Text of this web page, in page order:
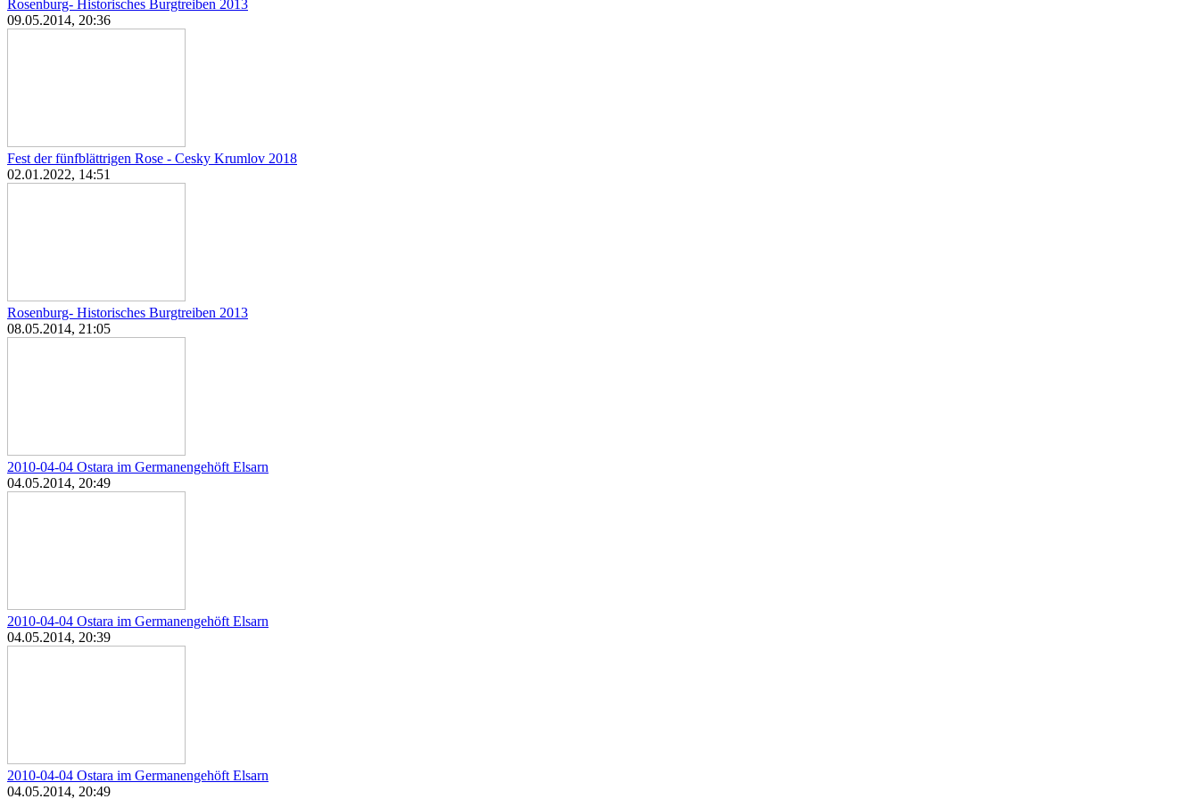
Rosenburg- Historisches Burgtreiben 2013
09.05.2014, 20:36
Fest der fünfblättrigen Rose - Cesky Krumlov 2018
02.01.2022, 14:51
Rosenburg- Historisches Burgtreiben 2013
08.05.2014, 21:05
2010-04-04 Ostara im Germanengehöft Elsarn
04.05.2014, 20:49
2010-04-04 Ostara im Germanengehöft Elsarn
04.05.2014, 20:39
2010-04-04 Ostara im Germanengehöft Elsarn
04.05.2014, 20:49